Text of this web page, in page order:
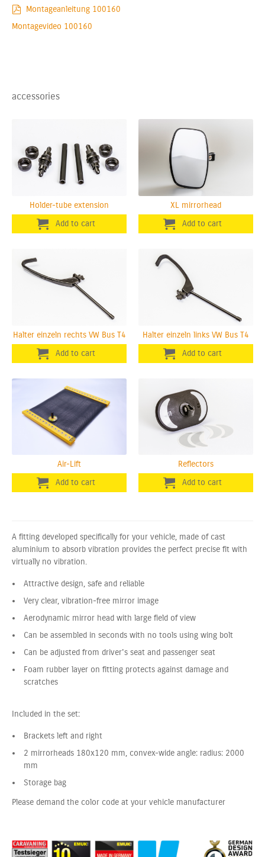
Montageanleitung 100160
Montagevideo 100160
accessories
Holder-tube extension XL mirrorhead
Halter einzeln rechts VW Bus T4 Halter einzeln links VW Bus T4
Air-Lift Reflectors
A fitting developed specifically for your vehicle, made of cast
aluminium to absorb vibration provides the perfect precise fit with
virtually no vibration.
Attractive design, safe and reliable
Very clear, vibration-free mirror image
Aerodynamic mirror head with large field of view
Can be assembled in seconds with no tools using wing bolt
Can be adjusted from driver's seat and passenger seat
Foam rubber layer on fitting protects against damage and
scratches
Included in the set:
Brackets left and right
2 mirrorheads 180x120 mm, convex-wide angle: radius: 2000
mm
Storage bag
Please demand the color code at your vehicle manufacturer